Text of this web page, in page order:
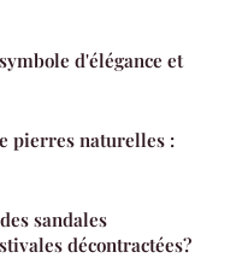
d'élégance et
pierres naturelles :
sandales
décontractées?